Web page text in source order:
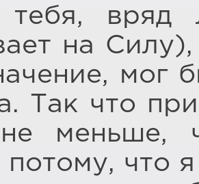
тебя,
на
мог
Так что
не меньше,
потому, что